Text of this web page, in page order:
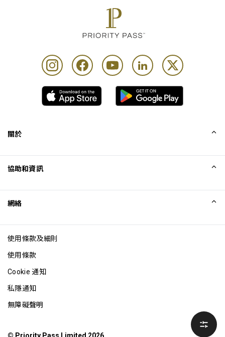
關於
Excellence Awards
網誌
協助和資訊
網絡
使用條款及細則
使用條款
Cookie 通知
私隱通知
無障礙聲明